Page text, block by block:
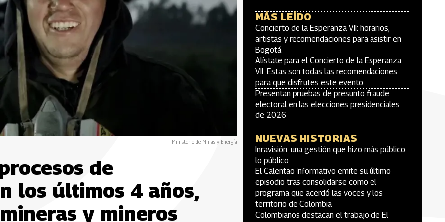
Ministerio de Minas y Energía
de
los últimos 4 años,
y mineros
MÁS LEÍDO
Concierto de la Esperanza VII: horarios,
artistas y recomendaciones para asistir en
Bogotá
Alístate para el Concierto de la Esperanza
VII: Estas son todas las recomendaciones
para que disfrutes este evento
Presentan pruebas de presunto fraude
electoral en las elecciones presidenciales
de 2026
NUEVAS HISTORIAS
Inravisión: una gestión que hizo más público
lo público
El Calentao Informativo emite su último
episodio tras consolidarse como el
programa que acerdó las voces y los
territorio de Colombia
Colombianos destacan el trabajo de El